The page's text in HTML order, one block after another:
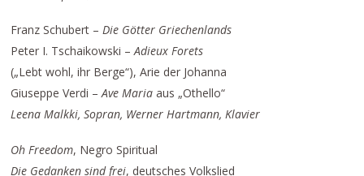
Franz Schubert – Die Götter Griechenlands
Peter I. Tschaikowski –Adieux Forets
(„Lebt wohl, ihr Berge“), Arie der Johanna
Giuseppe Verdi –Ave Maria aus „Othello“
Leena Malkki, Sopran, Werner Hartmann, Klavier
Oh Freedom, Negro Spiritual
Die Gedanken sind frei, deutsches Volkslied